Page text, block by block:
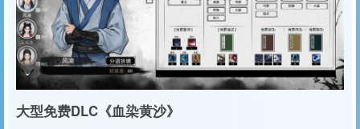
大型免费DLC《血染黄沙》